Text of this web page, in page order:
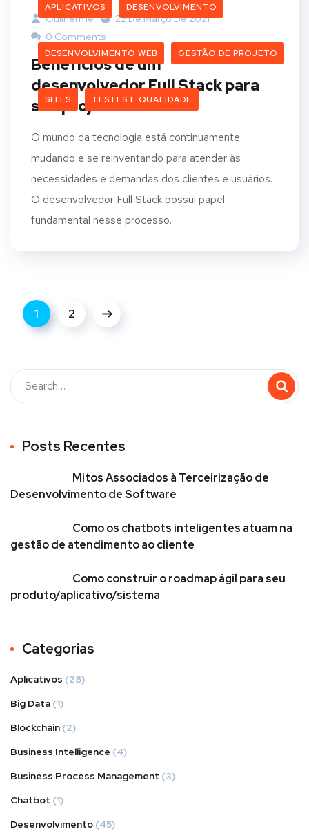
APLICATIVOS DESENVOLVIMENTO
DESENVOLVIMENTO WEB GESTÃO DE PROJETO
SITES TESTES E QUALIDADE
Guilherme
22 De Março De 2021
0 Comments
Benefícios de um
desenvolvedor Full Stack para
seu projeto
O mundo da tecnologia está continuamente
mudando e se reinventando para atender às
necessidades e demandas dos clientes e usuários.
O desenvolvedor Full Stack possui papel
fundamental nesse processo.
1 2
Posts Recentes
Mitos Associados à Terceirização de
Desenvolvimento de Software
Como os chatbots inteligentes atuam na
gestão de atendimento ao cliente
Como construir o roadmap ágil para seu
produto/aplicativo/sistema
Categorias
Aplicativos (28)
Big Data (1)
Blockchain (2)
Business Intelligence (4)
Business Process Management (3)
Chatbot (1)
Desenvolvimento (45)